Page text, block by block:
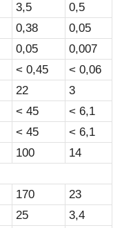
3,5
0,5
0,38
0,05
0,05
0,007
< 0,45
< 0,06
22
3
< 45
< 6,1
< 45
< 6,1
100 14
170
23
25
3,4